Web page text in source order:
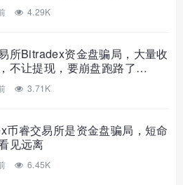
4.29K
所Bitradex资金盘骗局，大量收
不让提现，要崩盘跑路了…
3.71K
币睿交易所是资金盘骗局，短命
见远离
6.45K